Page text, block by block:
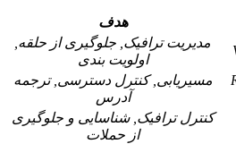
هدف
مدیریت ترافیک, جلوگیری از حلقه,
اولویت بندی
مسیریابی, کنترل دسترسی, ترجمه
آدرس
کنترل ترافیک, شناسایی و جلوگیری
از حملات